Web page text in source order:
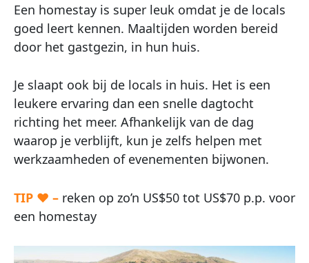
Een homestay is super leuk omdat je de locals
goed leert kennen. Maaltijden worden bereid
door het gastgezin, in hun huis.
Je slaapt ook bij de locals in huis. Het is een
leukere ervaring dan een snelle dagtocht
richting het meer. Afhankelijk van de dag
waarop je verblijft, kun je zelfs helpen met
werkzaamheden of evenementen bijwonen.
TIP ♥ – reken op zo’n US$50 tot US$70 p.p. voor
een homestay